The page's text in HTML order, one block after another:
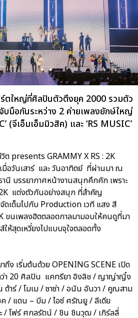
ตใหญ่ที่ศิลปินตัวตึงยุค 2000 รวมตัว
บมือกันระหว่าง 2 ค่ายเพลงยักษ์ใหญ่
(จีเอ็มเอ็มมิวสิค) และ ‘RS MUSIC’
ต presents GRAMMY X RS : 2K
อวันเสาร์ และ วันอาทิตย์ ที่ผ่านมา ณ
นี บรรยากาศหน้างานสนุกคึกคัก เพราะ
แต่งตัวกันอย่างสนุก ที่สำคัญ
ดเต็มไปกับ Production เวที แสง สี
ขนเพลงฮิตตลอดกาลมามอบให้คนดูที่มา
ห้สุดเหวี่ยงไปแบบจุใจตลอดทั้ง
ถึง เริ่มต้นด้วย OPENING SCENE เปิด
า 20 ศิลปิน แคทรียา อิงลิช / ญาญ่าญิ๋ง
ต้าร์ / โมเม / ซาซ่า / อนัน อันวา / คูณสาม
/ แดน – บีม / ไอซ์ ศรัณยู / ลีเดีย
โฟร์ ศกลรัตน์ / ชิน ชินวุฒ / เกิร์ลลี่